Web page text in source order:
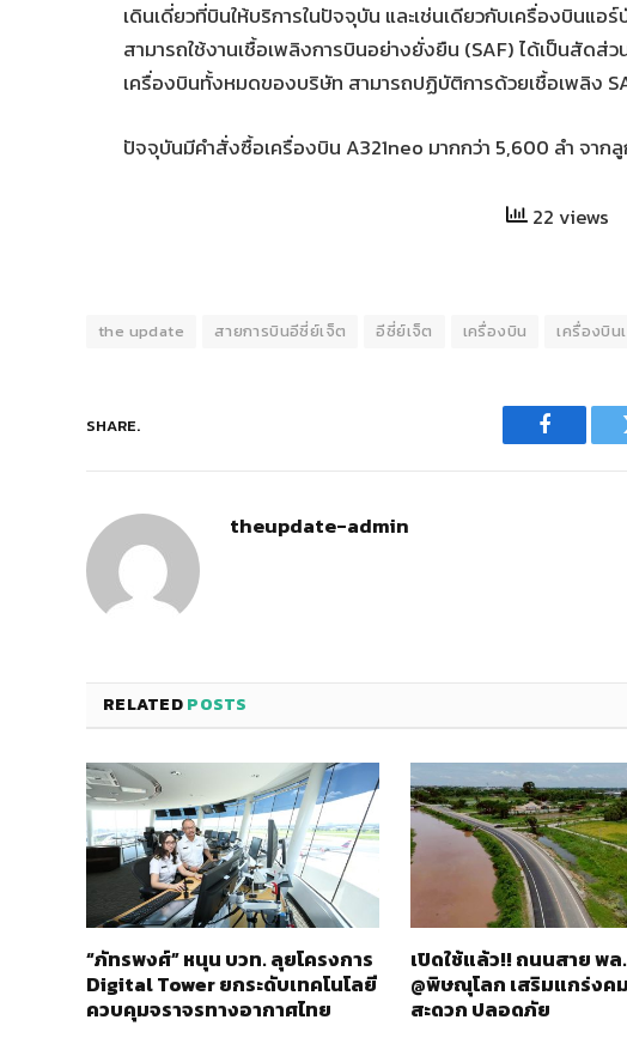
เดินเดี่ยวที่บินให้บริการในปัจจุบัน และเช่นเดียวกับเครื่องบินแ
สามารถใช้งานเชื้อเพลิงการบินอย่างยั่งยืน (SAF) ได้เป็นสัดส่
เครื่องบินทั้งหมดของบริษัท สามารถปฏิบัติการด้วยเชื้อเพลิง
ปัจจุบันมีคำสั่งซื้อเครื่องบิน A321neo มากกว่า 5,600 ลำ จากลู
22 views
the update สายการบินอีซี่ย์เจ็ต อีซี่ย์เจ็ต เครื่องบิน เครื่องบิน
SHARE.
Facebook
theupdate-admin
RELATEDPOSTS
“ภัทรพงศ์” หนุน บวท. ลุยโครงการ
Digital Tower ยกระดับเทคโนโลยี
ควบคุมจราจรทางอากาศไทย
เปิดใช้แล้ว!! ถนนสาย พล
@พิษณุโลก เสริมแกร่งค
สะดวก ปลอดภัย